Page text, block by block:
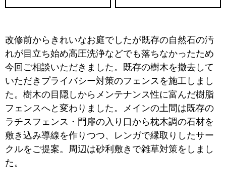
改修前からきれいなお庭でしたが既存の自然石の汚
れが目立ち始め高圧洗浄などでも落ちなかったため
今回ご相談いただきました。既存の樹木を撤去して
いただきプライバシー対策のフェンスを施工しまし
た。樹木の目隠しからメンテナンス性に富んだ樹脂
フェンスへと変わりました。メインの土間は既存の
ラチスフェンス・門扉の入り口から枕木調の石材を
敷き込み導線を作りつつ、レンガで縁取りしたサー
クルをご提案。周辺は砂利敷きで雑草対策をしまし
た。